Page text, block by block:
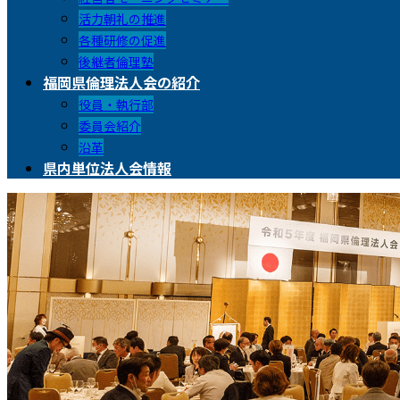
活力朝礼の推進
各種研修の促進
後継者倫理塾
福岡県倫理法人会の紹介
役員・執行部
委員会紹介
沿革
県内単位法人会情報